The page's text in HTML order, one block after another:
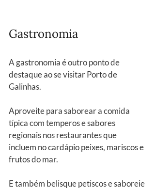
Gastronomia
A gastronomia é outro ponto de
destaque ao se visitar Porto de
Galinhas.
Aproveite para saborear a comida
típica com temperos e sabores
regionais nos restaurantes que
incluem no cardápio peixes, mariscos e
frutos do mar.
E também belisque petiscos e saboreie